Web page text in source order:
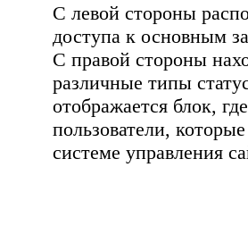
С левой стороны
доступа к основным
С правой стороны
различные типы
отображается блок,
пользователи,
системе управления